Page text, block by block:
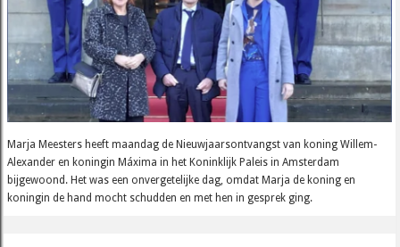
Marja Meesters heeft maandag de Nieuwjaarsontvangst van koning Willem-
Alexander en koningin Máxima in het Koninklijk Paleis in Amsterdam
bijgewoond. Het was een onvergetelijke dag, omdat Marja de koning en
koningin de hand mocht schudden en met hen in gesprek ging.